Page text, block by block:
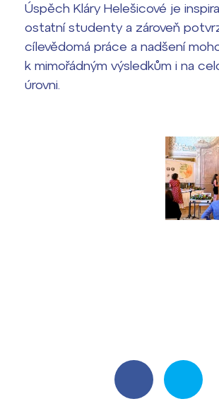
Úspěch Kláry Helešicové je
ostatní studenty a zároveň
cílevědomá práce a nadšení
k mimořádným výsledkům i na
úrovni.